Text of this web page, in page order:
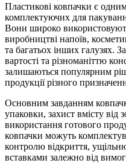
Пластикові ковпачки є
комплектуючих для
Вони широко
виробництві напоїв,
та багатьох інших галузях.
вартості та різноманіттю
залишаються популярним
продукції різного
Основним завданням
упаковки, захист вмісту від
використання готового
ковпачки можуть
контролю відкриття,
вставками залежно від